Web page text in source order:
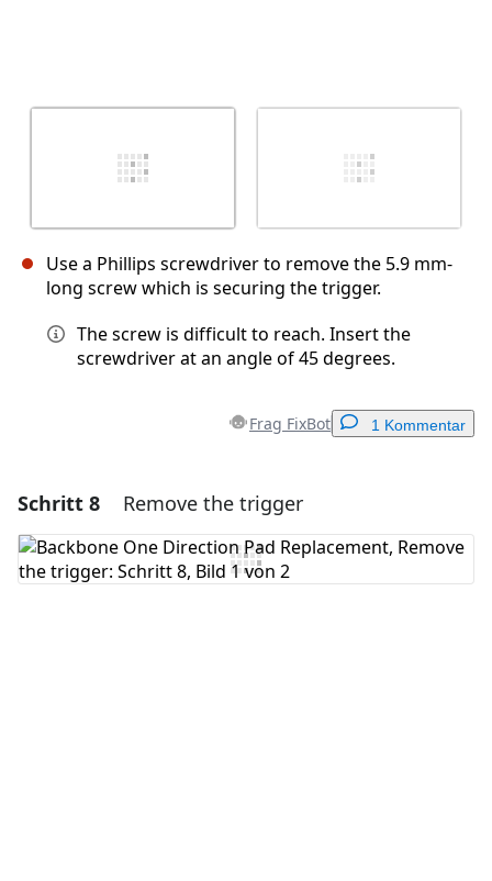
Use a Phillips screwdriver to remove the 5.9 mm-
long screw which is securing the trigger.
The screw is difficult to reach. Insert the
screwdriver at an angle of 45 degrees.
Frag FixBot 1 Kommentar
Einen Kommentar hinzufügen
Kommentar hinzufügen
Schritt 8 Remove the trigger